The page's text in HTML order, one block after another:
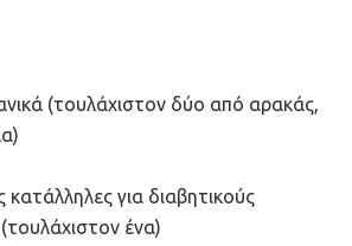
(τουλάχιστον δύο από αρακάς,
κατάλληλες για διαβητικούς
ένα)